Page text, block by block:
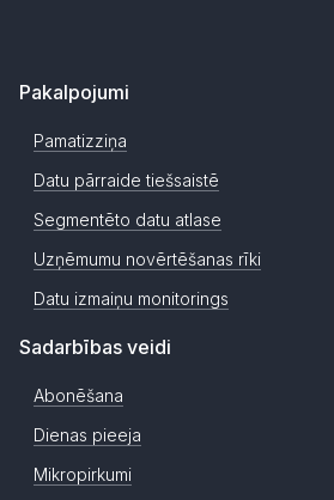
Pakalpojumi
Pamatizziņa
Datu pārraide tiešsaistē
Segmentēto datu atlase
Uzņēmumu novērtēšanas rīki
Datu izmaiņu monitorings
Sadarbības veidi
Abonēšana
Dienas pieeja
Mikropirkumi